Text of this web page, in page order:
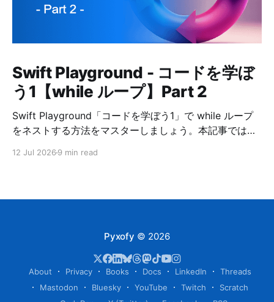
Swift Playground - コードを学ぼ
う1【while ループ】Part 2
Swift Playground「コードを学ぼう1」で while ループ
をネストする方法をマスターしましょう。本記事ではプ
12 Jul 2026 9 min read
Pyxofy © 2026
About Privacy Books Docs LinkedIn
Threads
Mastodon
Bluesky YouTube Twitch
Scratch